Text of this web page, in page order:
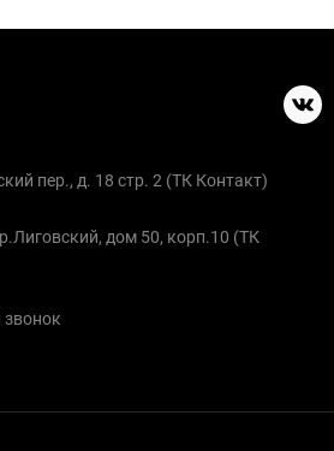
пер., д. 18 стр. 2 (ТК Контакт)
дом 50, корп.10 (ТК
звонок